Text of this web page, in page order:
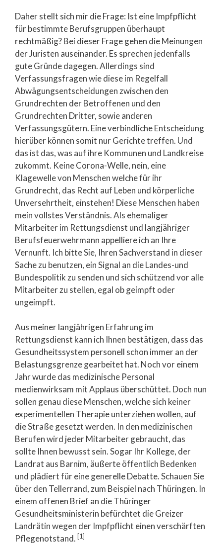
Daher stellt sich mir die Frage: Ist eine Impfpflicht
für bestimmte Berufsgruppen überhaupt
rechtmäßig? Bei dieser Frage gehen die Meinungen
der Juristen auseinander. Es sprechen jedenfalls
gute Gründe dagegen. Allerdings sind
Verfassungsfragen wie diese im Regelfall
Abwägungsentscheidungen zwischen den
Grundrechten der Betroffenen und den
Grundrechten Dritter, sowie anderen
Verfassungsgütern. Eine verbindliche Entscheidung
hierüber können somit nur Gerichte treffen. Und
das ist das, was auf ihre Kommunen und Landkreise
zukommt. Keine Corona-Welle, nein, eine
Klagewelle von Menschen welche für ihr
Grundrecht, das Recht auf Leben und körperliche
Unversehrtheit, einstehen! Diese Menschen haben
mein vollstes Verständnis. Als ehemaliger
Mitarbeiter im Rettungsdienst und langjähriger
Berufsfeuerwehrmann appelliere ich an Ihre
Vernunft. Ich bitte Sie, Ihren Sachverstand in dieser
Sache zu benutzen, ein Signal an die Landes-und
Bundespolitik zu senden und sich schützend vor alle
Mitarbeiter zu stellen, egal ob geimpft oder
ungeimpft.
Aus meiner langjährigen Erfahrung im
Rettungsdienst kann ich Ihnen bestätigen, dass das
Gesundheitssystem personell schon immer an der
Belastungsgrenze gearbeitet hat. Noch vor einem
Jahr wurde das medizinische Personal
medienwirksam mit Applaus überschüttet. Doch nun
sollen genau diese Menschen, welche sich keiner
experimentellen Therapie unterziehen wollen, auf
die Straße gesetzt werden. In den medizinischen
Berufen wird jeder Mitarbeiter gebraucht, das
sollte Ihnen bewusst sein. Sogar Ihr Kollege, der
Landrat aus Barnim, äußerte öffentlich Bedenken
und plädiert für eine generelle Debatte. Schauen Sie
über den Tellerrand, zum Beispiel nach Thüringen. In
einem offenen Brief an die Thüringer
Gesundheitsministerin befürchtet die Greizer
Landrätin wegen der Impfpflicht einen verschärften
Pflegenotstand. [1]